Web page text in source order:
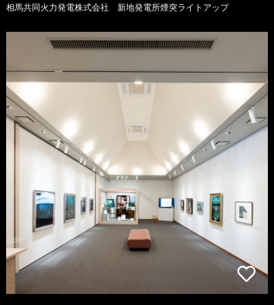
相馬共同火力発電株式会社 新地発電所煙突ライトアップ